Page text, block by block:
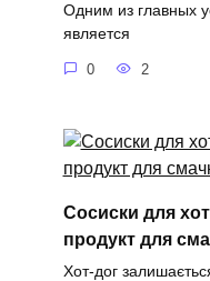
Одним из главных
является
0 2
Сосиски для
продукт для
Хот-дог